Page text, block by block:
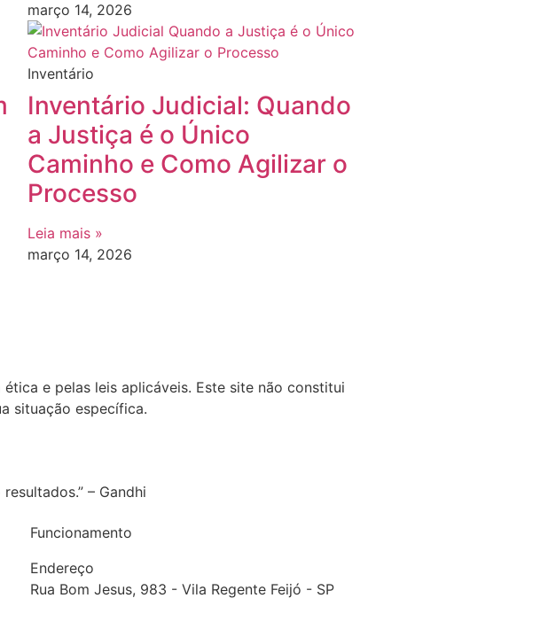
março 14, 2026
Inventário
Inventário Judicial: Quando
a Justiça é o Único
Caminho e Como Agilizar o
Processo
Leia mais »
março 14, 2026
e pelas leis aplicáveis. Este site não constitui
situação específica.
– Gandhi
Funcionamento
Endereço
Rua Bom Jesus, 983 - Vila Regente Feijó - SP